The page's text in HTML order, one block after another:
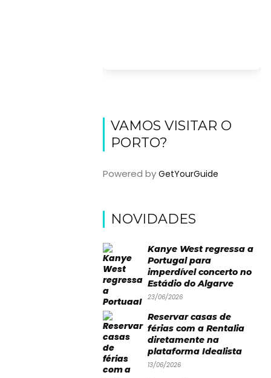
VAMOS VISITAR O
PORTO?
Powered by GetYourGuide
NOVIDADES
Kanye West regressa a
Portugal para
imperdível concerto no
Estádio do Algarve
23/06/2026
Reservar casas de
férias com a Rentalia
diretamente na
plataforma Idealista
13/06/2026